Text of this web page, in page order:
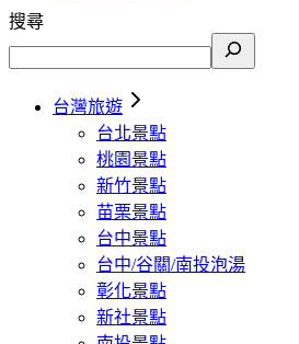
搜尋
台灣旅遊
台北景點
桃園景點
新竹景點
苗栗景點
台中景點
台中/谷關/南投泡湯
彰化景點
新社景點